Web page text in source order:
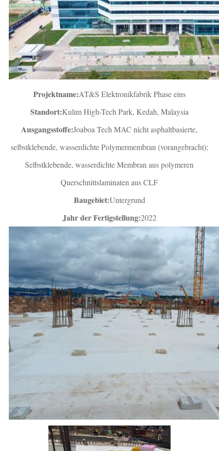
Projektname:AT&S Elektronikfabrik Phase eins
Standort:Kulim High-Tech Park, Kedah, Malaysia
Ausgangsstoffe:Joaboa Tech MAC nicht asphaltbasierte,
selbstklebende, wasserdichte Polymermembran (vorangebracht);
Selbstklebende, wasserdichte Membran aus polymeren
Querschnittslaminaten aus CLF
Baugebiet:Untergrund
Jahr der Fertigstellung:2022